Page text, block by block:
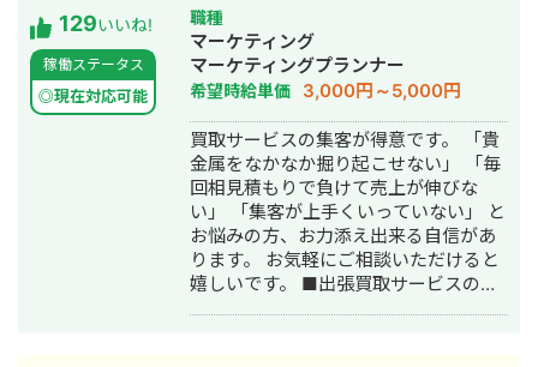
見もあり安全性にも対応しておりま
す。 ■実績■ ・某美容系ビックワード
で圏外→10位以内（半年） ・美容施術
系ビッグワード 2位 ・新規患者数PV
が3ヶ月で２倍 ・半年で新規患者数が
1.5倍！
129いいね!
稼働ステータス
◎現在対応可能
ち上げ・SEO対策・SNS運用代行・記
事作成代行・ライティング・ホームペ
ージ制作・作成・リスティング広告運
用代行・オウンドメディア制作・構
築・運用代行
職種
マーケティング
マーケティングプランナー
希望時給単価 3,000円～5,000円
買取サービスの集客が得意です。 「貴
金属をなかなか掘り起こせない」 「毎
回相見積もりで負けて売上が伸びな
い」 「集客が上手くいっていない」 と
お悩みの方、お力添え出来る自信があ
ります。 お気軽にご相談いただけると
嬉しいです。 ■出張買取サービスの集